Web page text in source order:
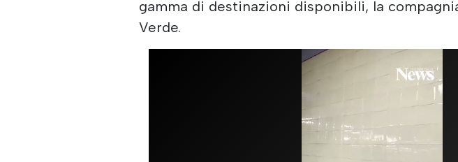
gamma di destinazioni disponibili, la
Verde.